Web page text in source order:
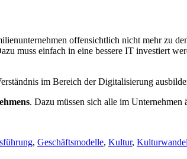
offensichtlich nicht mehr zu
muss einfach in eine bessere IT investiert
im Bereich der Digitalisierung
. Dazu müssen sich alle im Unternehmen
, Geschäftsmodelle, Kultur, Kulturwandel